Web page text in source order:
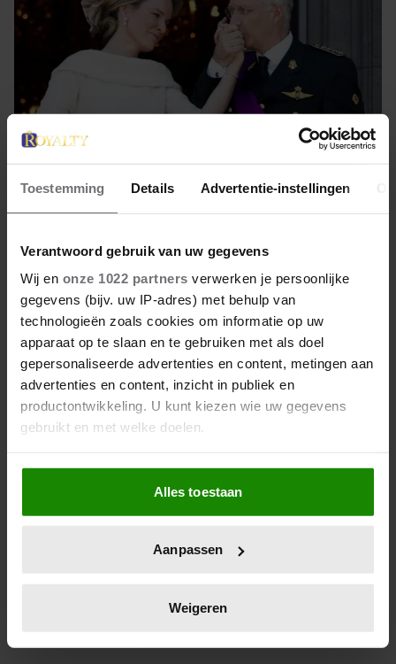
Toestemming Details Advertentie-instellingen
Verantwoord gebruik van uw gegevens
Wij en onze 1022 partners verwerken je persoonlijke
gegevens (bijv. uw IP-adres) met behulp van
technologieën zoals cookies om informatie op uw
apparaat op te slaan en te gebruiken met als doel
gepersonaliseerde advertenties en content, metingen aan
advertenties en content, inzicht in publiek en
productontwikkeling. U kunt kiezen wie uw gegevens
gebruikt en met welke doelen.
Als u het toestaat, willen we ook graag:
Informatie verzamelen over uw geografische
locatie, die tot een paar meter nauwkeurig kan zijn
scannen op specifieke eigenschappen (fingerprinting)
verwerkt en stel uw voorkeuren in het
intrekken in de Cookieverklaring.
Alles toestaan
Aanpassen
Weigeren
4 december 2024
HOERA! FILIP EN MATHILDE
VAN BELGIË VIEREN 25 JAAR
HUWELIJK
Het is feest in België: koning Filip (64) en koningin
Mathilde (51) vieren hun zilveren huwelijk! Ter ere
van hun 25-jarige samenzijn deelt het Belgische hof
twee prachtige nieuwe foto’s van het koningspaar.